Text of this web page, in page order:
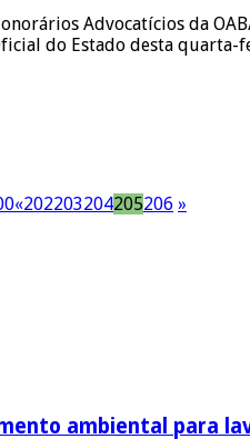
Advocatícios da
do Estado desta
«202203204205206 »
ambiental para